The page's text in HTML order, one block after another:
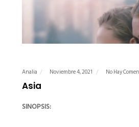
Analia Noviembre 4, 2021 No Hay
Asia
SINOPSIS: